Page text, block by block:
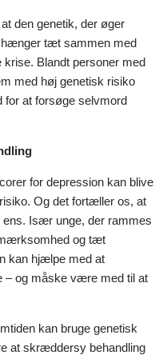
den genetik, der øger
hænger tæt sammen med
krise. Blandt personer med
med høj genetisk risiko
for at forsøge selvmord
for depression kan blive
Og det fortæller os, at
ens. Især unge, der rammes
og tæt
kan hjælpe med at
– og måske være med til at
kan bruge genetisk
at skræddersy behandling